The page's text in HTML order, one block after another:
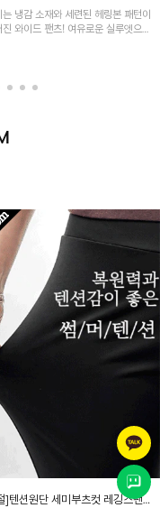
는 냉감 소재와 세련된 헤링본 패턴이
진 와이드 팬츠! 여유로운 실루엣으로
]텐션원단 세미부츠컷 레깅스팬